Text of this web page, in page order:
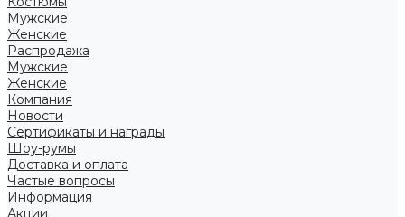
Мужские
Женские
Распродажа
Мужские
Женские
Компания
Новости
Сертификаты и награды
Шоу-румы
Доставка и оплата
Частые вопросы
Информация
Акции